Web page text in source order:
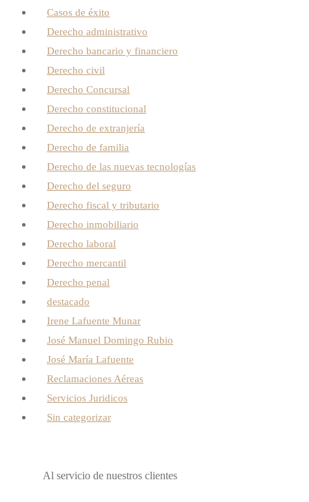
Casos de éxito
Derecho administrativo
Derecho bancario y financiero
Derecho civil
Derecho Concursal
Derecho constitucional
Derecho de extranjería
Derecho de familia
Derecho de las nuevas tecnologías
Derecho del seguro
Derecho fiscal y tributario
Derecho inmobiliario
Derecho laboral
Derecho mercantil
Derecho penal
destacado
Irene Lafuente Munar
José Manuel Domingo Rubio
José María Lafuente
Reclamaciones Aéreas
Servicios Juridicos
Sin categorizar
Al servicio de nuestros clientes